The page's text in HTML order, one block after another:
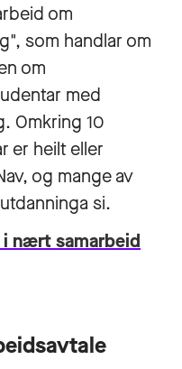
om
som handlar om
om
med
Omkring 10
er heilt eller
og mange av
si.
nært samarbeid